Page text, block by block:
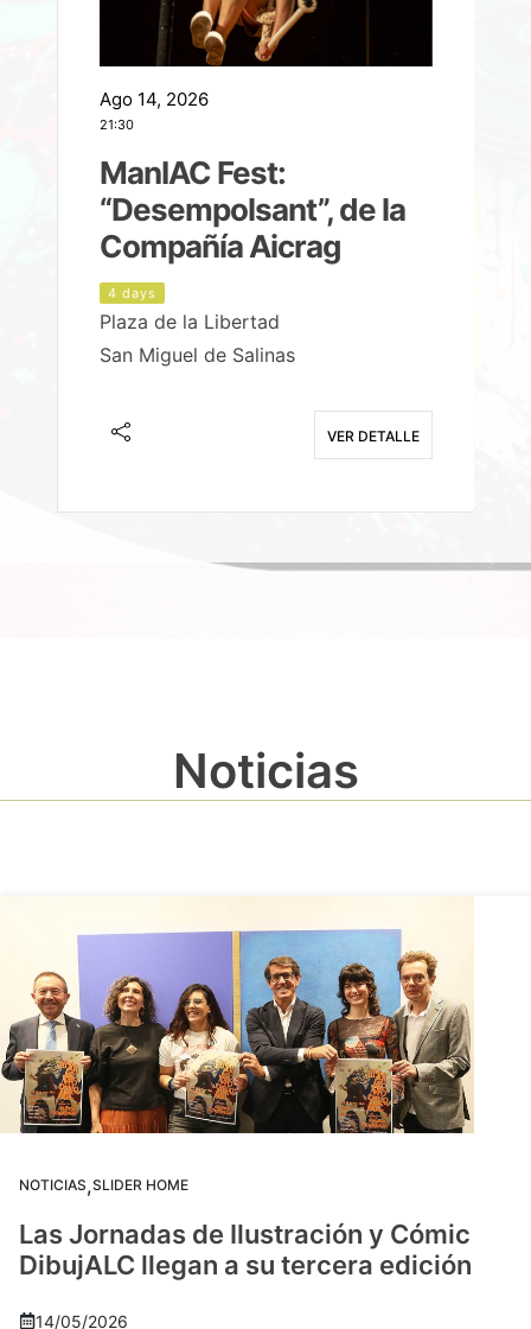
Ago 14, 2026
21:30
ManIAC Fest:
“Desempolsant”, de la
Compañía Aicrag
4 days
Plaza de la Libertad
San Miguel de Salinas
VER DETALLE
Noticias
NOTICIAS,SLIDER HOME
Las Jornadas de Ilustración y Cómic
DibujALC llegan a su tercera edición
14/05/2026